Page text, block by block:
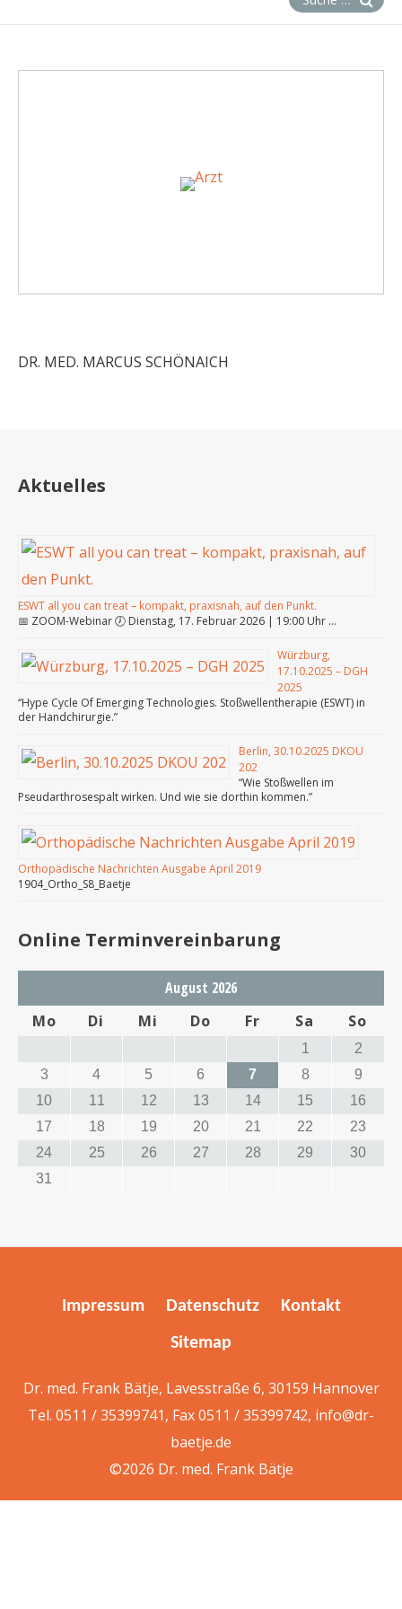
DR. MED. MARCUS SCHÖNAICH
Aktuelles
ESWT all you can treat – kompakt, praxisnah, auf den Punkt.
📅 ZOOM-Webinar 🕖 Dienstag, 17. Februar 2026 | 19:00 Uhr …
Würzburg,
17.10.2025 – DGH
2025
“Hype Cycle Of Emerging Technologies. Stoßwellentherapie (ESWT) in
der Handchirurgie.”
Berlin, 30.10.2025 DKOU
202
“Wie Stoßwellen im
Pseudarthrosespalt wirken. Und wie sie dorthin kommen.”
Orthopädische Nachrichten Ausgabe April 2019
1904_Ortho_S8_Baetje
Online Terminvereinbarung
August 2026
Mo
Di Mi Do Fr Sa So
1
2
3
4 5 6 7 8
9
10
11 12 13 14 15
16
17
18 19 20 21 22
23
24
25 26 27 28 29
30
31
Impressum Datenschutz Kontakt
Sitemap
Dr. med. Frank Bätje, Lavesstraße 6, 30159 Hannover
Tel. 0511 / 35399741, Fax 0511 / 35399742, info@dr-
baetje.de
©2026 Dr. med. Frank Bätje